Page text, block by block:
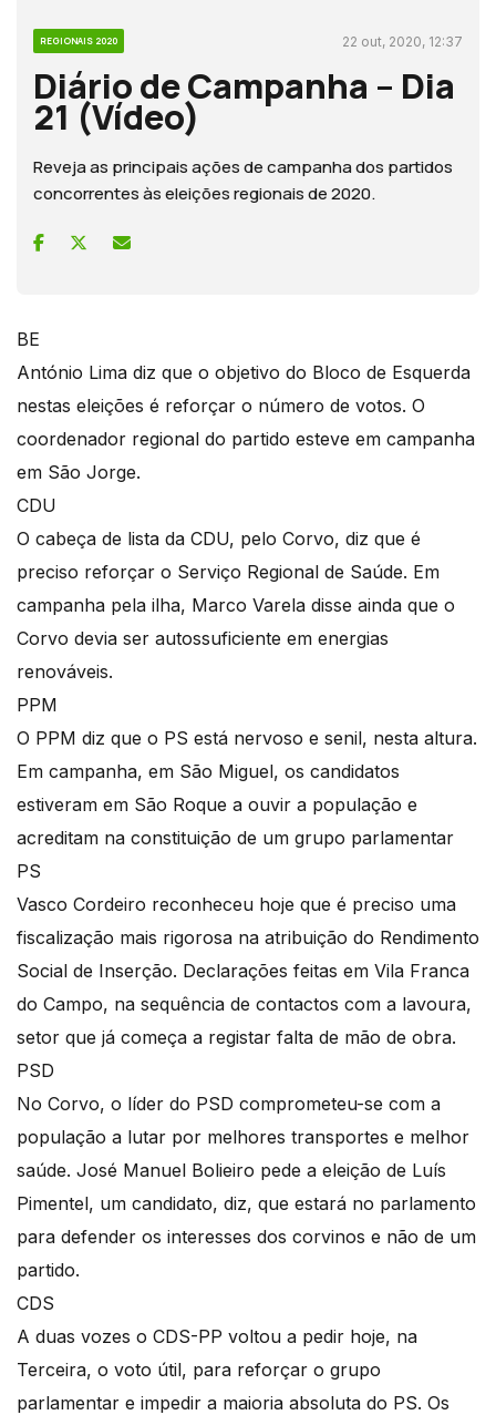
REGIONAIS 2020 22 out, 2020, 12:37
Diário de Campanha – Dia
21 (Vídeo)
Reveja as principais ações de campanha dos partidos
concorrentes às eleições regionais de 2020.
BE
António Lima diz que o objetivo do Bloco de Esquerda
nestas eleições é reforçar o número de votos. O
coordenador regional do partido esteve em campanha
em São Jorge.
CDU
O cabeça de lista da CDU, pelo Corvo, diz que é
preciso reforçar o Serviço Regional de Saúde. Em
campanha pela ilha, Marco Varela disse ainda que o
Corvo devia ser autossuficiente em energias
renováveis.
PPM
O PPM diz que o PS está nervoso e senil, nesta altura.
Em campanha, em São Miguel, os candidatos
estiveram em São Roque a ouvir a população e
acreditam na constituição de um grupo parlamentar
PS
Vasco Cordeiro reconheceu hoje que é preciso uma
fiscalização mais rigorosa na atribuição do Rendimento
Social de Inserção. Declarações feitas em Vila Franca
do Campo, na sequência de contactos com a lavoura,
setor que já começa a registar falta de mão de obra.
PSD
No Corvo, o líder do PSD comprometeu-se com a
população a lutar por melhores transportes e melhor
saúde. José Manuel Bolieiro pede a eleição de Luís
Pimentel, um candidato, diz, que estará no parlamento
para defender os interesses dos corvinos e não de um
partido.
CDS
A duas vozes o CDS-PP voltou a pedir hoje, na
Terceira, o voto útil, para reforçar o grupo
parlamentar e impedir a maioria absoluta do PS. Os